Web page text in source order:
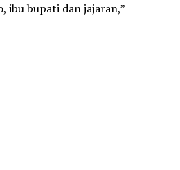
ibu bupati dan jajaran,”